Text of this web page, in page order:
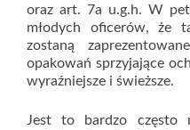
oraz art. 7a u.g.h. W
młodych oficerów, że
zostaną
opakowań sprzyjające
wyraźniejsze i świeższe.
Jest to bardzo często